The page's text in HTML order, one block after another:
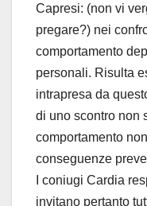
Capresi: (non vi
pregare?) nei
comportamento
personali. Risulta
intrapresa da
di uno scontro non
comportamento
conseguenze
I coniugi Cardia
invitano pertanto